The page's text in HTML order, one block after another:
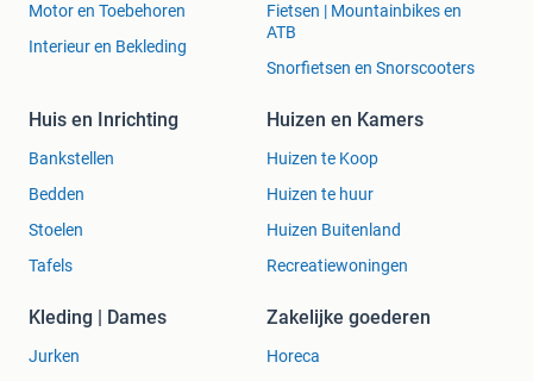
Motor en Toebehoren
Interieur en Bekleding
Fietsen | Mountainbikes en
ATB
Snorfietsen en Snorscooters
Huis en Inrichting
Bankstellen
Bedden
Stoelen
Tafels
Huizen en Kamers
Huizen te Koop
Huizen te huur
Huizen Buitenland
Recreatiewoningen
Kleding | Dames
Jurken
Zakelijke goederen
Horeca